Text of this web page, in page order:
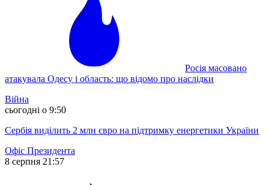
Росія масовано
атакувала Одесу і область: що відомо про наслідки
Війна
сьогодні о 9:50
Сербія виділить 2 млн євро на підтримку енергетики України
Офіс Президента
8 серпня 21:57